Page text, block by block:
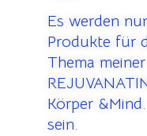
Es werden
Produkte für
Thema
Körper
sein.